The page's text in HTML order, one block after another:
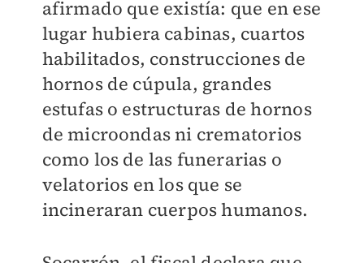
afirmado que existía: que en ese
lugar hubiera cabinas, cuartos
habilitados, construcciones de
hornos de cúpula, grandes
estufas o estructuras de hornos
de microondas ni crematorios
como los de las funerarias o
velatorios en los que se
incineraran cuerpos humanos.